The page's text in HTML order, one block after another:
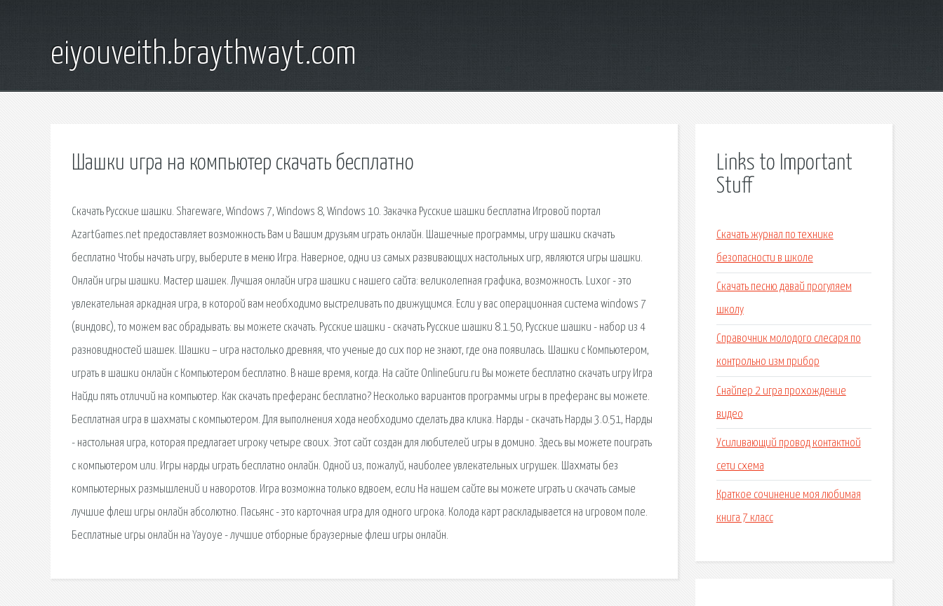
eiyouveith.braythwayt.com
Шашки игра на компьютер скачать бесплатно
Скачать Русские шашки. Shareware, Windows 7, Windows 8, Windows 10. Закачка Русские шашки бесплатна Игровой портал
AzartGames.net предоставляет возможность Вам и Вашим друзьям играть онлайн. Шашечные программы, игру шашки скачать
бесплатно Чтобы начать игру, выберите в меню Игра. Наверное, одни из самых развивающих настольных игр, являются игры шашки.
Онлайн игры шашки. Мастер шашек. Лучшая онлайн игра шашки с нашего сайта: великолепная графика, возможность. Luxor - это
увлекательная аркадная игра, в которой вам необходимо выстреливать по движущимся. Если у вас операционная система windows 7
(виндовс), то можем вас обрадывать: вы можете скачать. Русские шашки - скачать Русские шашки 8.1.50, Русские шашки - набор из 4
разновидностей шашек. Шашки – игра настолько древняя, что ученые до сих пор не знают, где она появилась. Шашки с Компьютером,
играть в шашки онлайн с Компьютером бесплатно. В наше время, когда. На сайте OnlineGuru.ru Вы можете бесплатно скачать игру Игра
Найди пять отличий на компьютер. Как скачать преферанс бесплатно? Несколько вариантов программы игры в преферанс вы можете.
Бесплатная игра в шахматы с компьютером. Для выполнения хода необходимо сделать два клика. Нарды - скачать Нарды 3.0.51, Нарды
- настольная игра, которая предлагает игроку четыре своих. Этот сайт создан для любителей игры в домино. Здесь вы можете поиграть
с компьютером или. Игры нарды играть бесплатно онлайн. Одной из, пожалуй, наиболее увлекательных игрушек. Шахматы без
компьютерных размышлений и наворотов. Игра возможна только вдвоем, если На нашем сайте вы можете играть и скачать самые
лучшие флеш игры онлайн абсолютно. Пасьянс - это карточная игра для одного игрока. Колода карт раскладывается на игровом поле.
Бесплатные игры онлайн на Yayoye - лучшие отборные браузерные флеш игры онлайн.
Links to Important
Stuff
Скачать журнал по технике
безопасности в школе
Скачать песню давай прогуляем
школу
Справочник молодого слесаря по
контрольно изм прибор
Снайпер 2 игра прохождение
видео
Усиливающий провод контактной
сети схема
Краткое сочинение моя любимая
книга 7 класс